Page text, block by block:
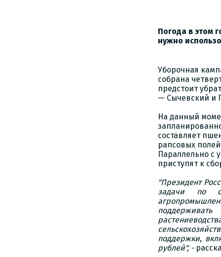
Погода в этом
нужно
Уборочная
собрана
предстоит
— Сычевский и
На данный
составляет
рапсовых
Параллельно с
приступят к
"Президент
задачи по
поддержки,
рублей", -